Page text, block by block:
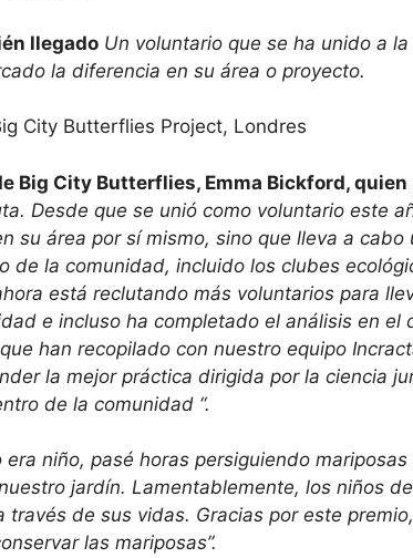
llegado Un voluntario que se ha unido a
la diferencia en su área o proyecto.
City Butterflies Project, Londres
Big City Butterflies, Emma Bickford, quien
Desde que se unió como voluntario este
su área por sí mismo, sino que lleva a
de la comunidad, incluido los clubes
está reclutando más voluntarios para
e incluso ha completado el análisis en el
han recopilado con nuestro equipo
la mejor práctica dirigida por la ciencia
de la comunidad “.
era niño, pasé horas persiguiendo
jardín. Lamentablemente, los niños
través de sus vidas. Gracias por este
las mariposas”.